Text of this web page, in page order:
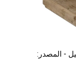
- المصدر: